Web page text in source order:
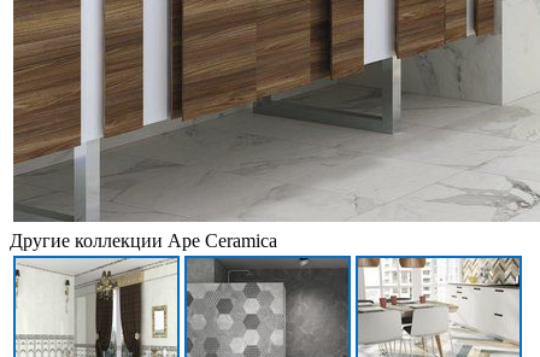
Другие коллекции Ape Ceramica